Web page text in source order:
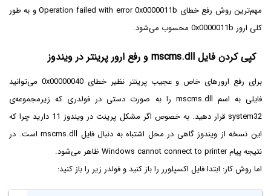
مهم‌ترین روش رفعخطای Operation failed with error 0x0000011b
و به طور
کلی ارور 0x0000011b محسوب می‌شود.
کپی کردن فایل mscms.dll و رفع ارور پرینتر در ویندوز
برای رفع ارورهای خاص و عجیب پرینتر نظیر خطای 0x00000040 می‌توانید
فایلی به اسم mscms.dll را به صورت دستی در فولدری که زیرمجموعه‌ی
system32 قرار دهید. به خصوص اگر مشکل پرینت در ویندوز 11 دارید چرا که
این نسخه از ویندوز گاهی در محل اشتباه به دنبال فایل mscms.dll است. در
نتیجه پیام Windows cannot connect to printer ظاهر می‌شود.
اما روش کار: ابتدا فایل اکسپلورر را باز کنید و فولدر زیر را باز کنید: